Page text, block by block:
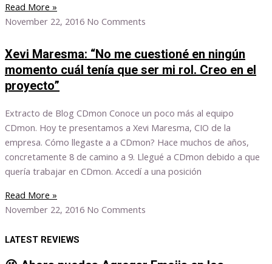
Read More »
November 22, 2016 No Comments
Xevi Maresma: “No me cuestioné en ningún
momento cuál tenía que ser mi rol. Creo en el
proyecto”
Extracto de Blog CDmon Conoce un poco más al equipo
CDmon. Hoy te presentamos a Xevi Maresma, CIO de la
empresa. Cómo llegaste a a CDmon? Hace muchos de años,
concretamente 8 de camino a 9. Llegué a CDmon debido a que
quería trabajar en CDmon. Accedí a una posición
Read More »
November 22, 2016 No Comments
LATEST REVIEWS